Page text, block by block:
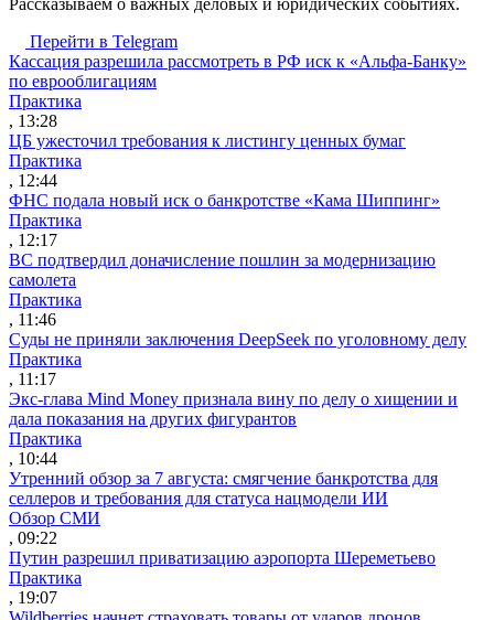
Перейти в Telegram
Кассация разрешила рассмотреть в РФ иск к «Альфа-Банку»
по еврооблигациям
Практика
, 13:28
ЦБ ужесточил требования к листингу ценных бумаг
Практика
, 12:44
ФНС подала новый иск о банкротстве «Кама Шиппинг»
Практика
, 12:17
ВС подтвердил доначисление пошлин за модернизацию
самолета
Практика
, 11:46
Суды не приняли заключения DeepSeek по уголовному делу
Практика
, 11:17
Экс-глава Mind Money признала вину по делу о хищении и
дала показания на других фигурантов
Практика
, 10:44
Утренний обзор за 7 августа: смягчение банкротства для
селлеров и требования для статуса нацмодели ИИ
Обзор СМИ
, 09:22
Путин разрешил приватизацию аэропорта Шереметьево
Практика
, 19:07